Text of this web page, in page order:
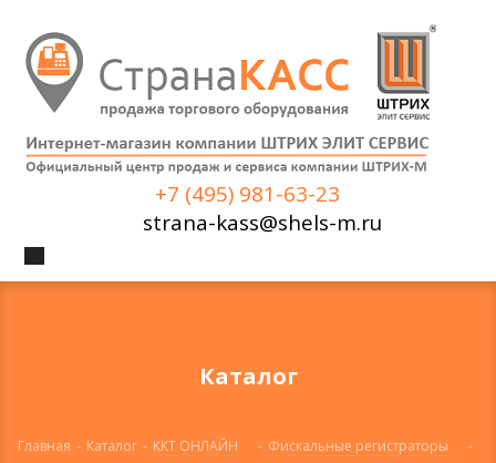
+7 (495) 981-63-23
strana-kass@shels-m.ru
Каталог
Главная - Каталог - ККТ ОНЛАЙН - Фискальные регистраторы
-